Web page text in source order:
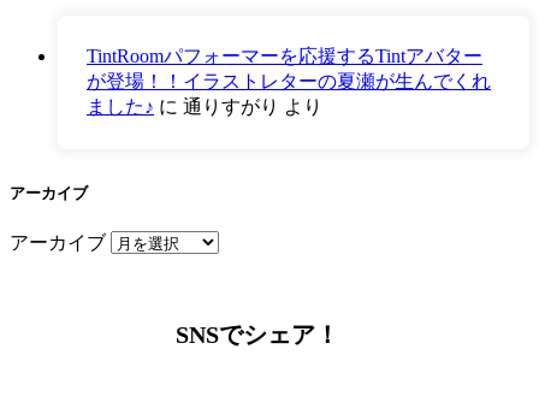
TintRoomパフォーマーを応援するTintアバター
が登場！！イラストレターの夏瀬が生んでくれ
ました♪ に 通りすがり より
アーカイブ
アーカイブ
SNSでシェア！